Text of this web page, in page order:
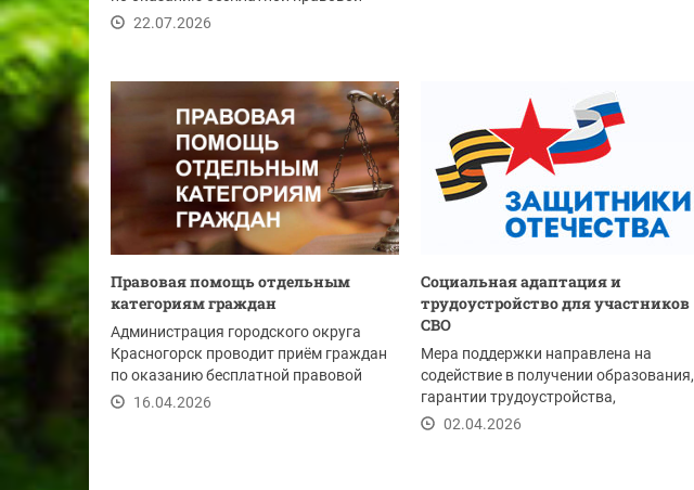
помощи 31 июля...
22.07.2026
Правовая помощь отдельным
категориям граждан
Администрация городского округа
Красногорск проводит приём граждан
по оказанию бесплатной правовой
помощи 24 апреля...
16.04.2026
Социальная адаптация и
трудоустройство для участников
СВО
Мера поддержки направлена на
содействие в получении образования,
гарантии трудоустройства,
социального обслуживания,...
02.04.2026